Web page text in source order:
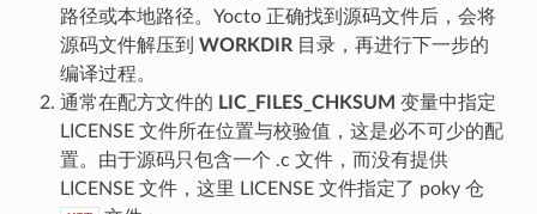
路径或本地路径。Yocto 正确找到源码文件后，会将
源码文件解压到 WORKDIR目录，再进行下一步的
编译过程。
通常在配方文件的 LIC_FILES_CHKSUM 变量中指定
LICENSE 文件所在位置与校验值，这是必不可少的配
置。由于源码只包含一个 .c 文件，而没有提供
LICENSE 文件，这里 LICENSE 文件指定了 poky 仓